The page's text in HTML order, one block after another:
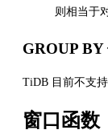
则相当于
GROUP BY
TiDB 目前不支
窗口函数